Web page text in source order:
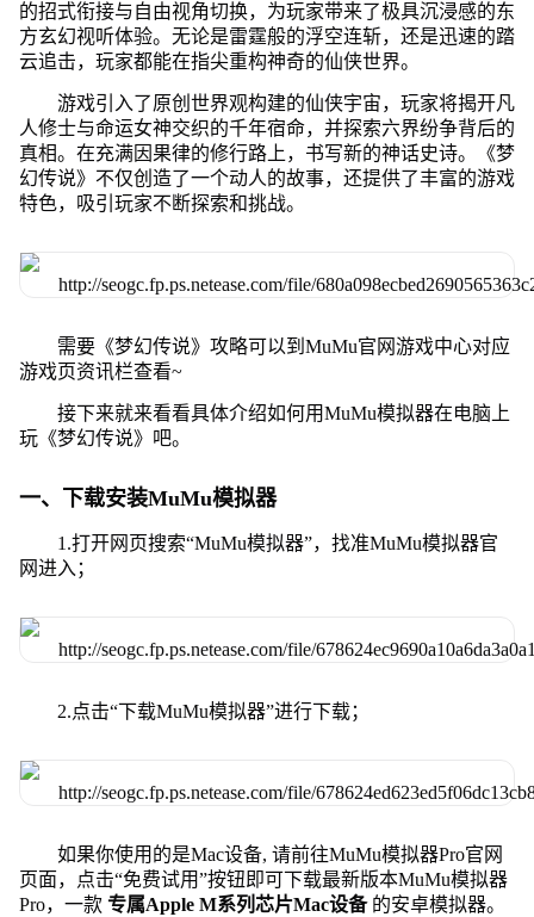
的招式衔接与自由视角切换，为玩家带来了极具沉浸感的东
方玄幻视听体验。无论是雷霆般的浮空连斩，还是迅速的踏
云追击，玩家都能在指尖重构神奇的仙侠世界。
游戏引入了原创世界观构建的仙侠宇宙，玩家将揭开凡
人修士与命运女神交织的千年宿命，并探索六界纷争背后的
真相。在充满因果律的修行路上，书写新的神话史诗。《梦
幻传说》不仅创造了一个动人的故事，还提供了丰富的游戏
特色，吸引玩家不断探索和挑战。
需要《梦幻传说》攻略可以到MuMu官网游戏中心对应
游戏页资讯栏查看~
接下来就来看看具体介绍如何用MuMu模拟器在电脑上
玩《梦幻传说》吧。
一、下载安装MuMu模拟器
1.打开网页搜索“MuMu模拟器”，找准MuMu模拟器官
网进入；
2.点击“下载MuMu模拟器”进行下载；
如果你使用的是Mac设备, 请前往MuMu模拟器Pro官网
页面，点击“免费试用”按钮即可下载最新版本MuMu模拟器
Pro，一款 专属Apple M系列芯片Mac设备 的安卓模拟器。